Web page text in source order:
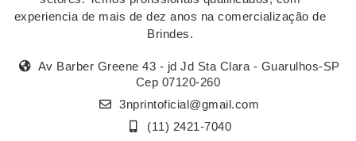
experiencia de mais de dez anos na comercialização de
Brindes.
Av Barber Greene 43 - jd Jd Sta Clara - Guarulhos-SP
Cep 07120-260
3nprintoficial@gmail.com
(11) 2421-7040